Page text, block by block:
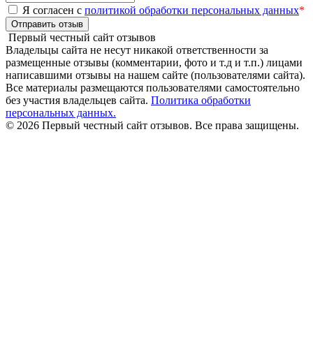
Я согласен с политикой обработки персональных данных*
Отправить отзыв
Первый честный сайт отзывов
Владельцы сайта не несут никакой ответственности за
размещенные отзывы (комментарии, фото и т.д и т.п.) лицами
написавшими отзывы на нашем сайте (пользователями сайта).
Все материалы размещаются пользователями самостоятельно
без участия владельцев сайта. Политика обработки
персональных данных.
© 2026 Первый честный сайт отзывов. Все права защищены.